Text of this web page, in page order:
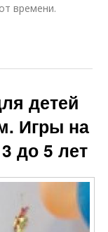
времени.
детей
Игры на
до 5 лет